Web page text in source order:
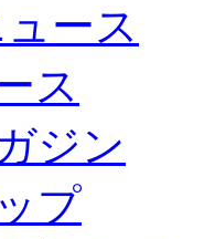
ース
ス
ジン
プ